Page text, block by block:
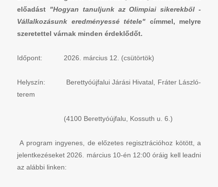
előadást "Hogyan tanuljunk az Olimpiai sikerekből -
Vállalkozásunk eredményessé tétele" címmel, melyre
szeretettel várnak minden érdeklődőt.
Időpont: 2026. március 12. (csütörtök)
Helyszín: Berettyóújfalui Járási Hivatal, Fráter László-
terem
(4100 Berettyóújfalu, Kossuth u. 6.)
A program ingyenes, de előzetes regisztrációhoz kötött, a
jelentkezéseket 2026. március 10-én 12:00 óráig kell leadni
az alábbi linken: